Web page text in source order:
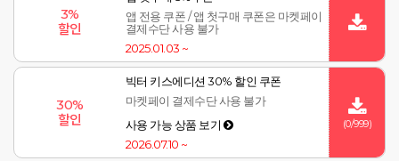
3%
할인
앱 전용 쿠폰 / 앱 첫구매 쿠폰은 마켓페이
결제수단 사용 불가
2025.01.03 ~
30%
할인
빅터 키스에디션 30% 할인 쿠폰
마켓페이 결제수단 사용 불가
사용 가능 상품 보기
2026.07.10 ~
(0/999)